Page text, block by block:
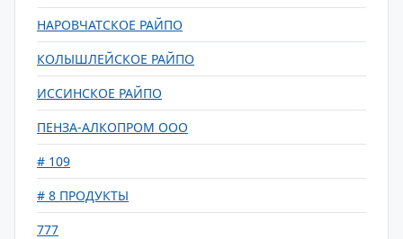
НАРОВЧАТСКОЕ РАЙПО
КОЛЫШЛЕЙСКОЕ РАЙПО
ИССИНСКОЕ РАЙПО
ПЕНЗА-АЛКОПРОМ ООО
# 109
# 8 ПРОДУКТЫ
777